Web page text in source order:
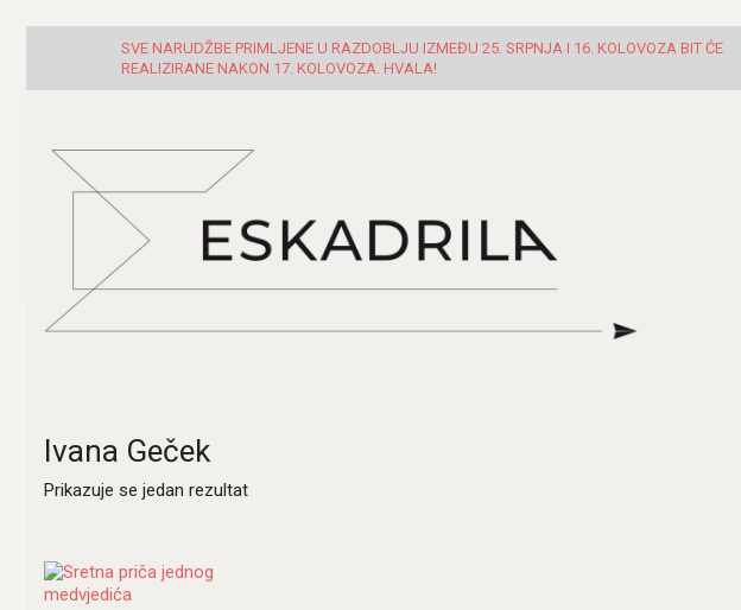
SVE NARUDŽBE PRIMLJENE U RAZDOBLJU IZMEĐU 25. SRPNJA I 16. KOLOVOZA BIT ĆE
REALIZIRANE NAKON 17. KOLOVOZA. HVALA!
Ivana Geček
Prikazuje se jedan rezultat